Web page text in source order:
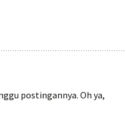
postingannya. Oh ya,